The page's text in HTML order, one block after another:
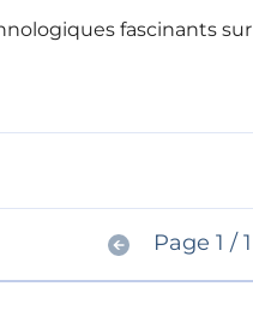
fascinants sur
Page 1 / 1